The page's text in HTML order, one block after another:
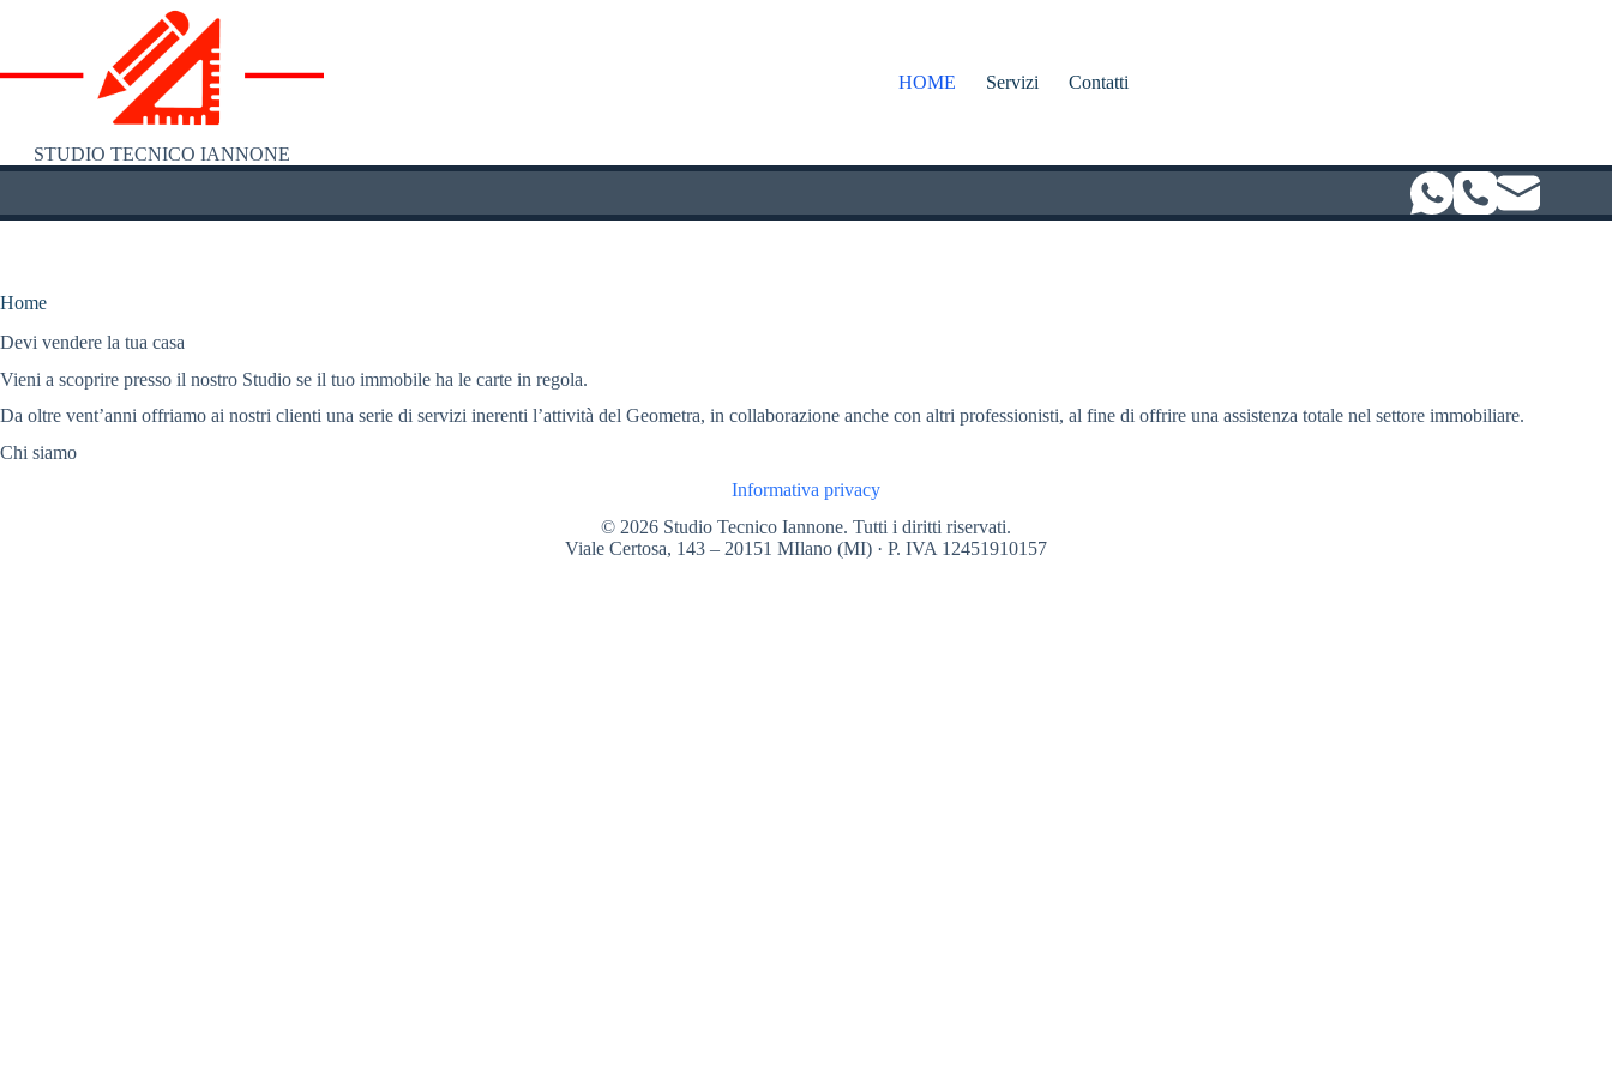
STUDIO TECNICO IANNONE
HOME Servizi Contatti
Home
Devi vendere la tua casa
Vieni a scoprire presso il nostro Studio se il tuo immobile ha le carte in regola.
Da oltre vent’anni offriamo ai nostri clienti una serie di servizi inerenti l’attività del Geometra, in collaborazione anche con altri professionisti, al fine di offrire una assistenza totale nel settore immobiliare.
Chi siamo
Informativa privacy
© 2026 Studio Tecnico Iannone. Tutti i diritti riservati.
Viale Certosa, 143 – 20151 MIlano (MI) · P. IVA 12451910157